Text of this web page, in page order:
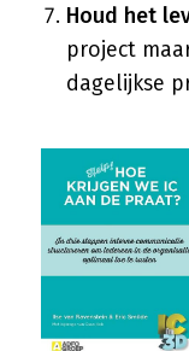
Houd het
project
dagelijkse